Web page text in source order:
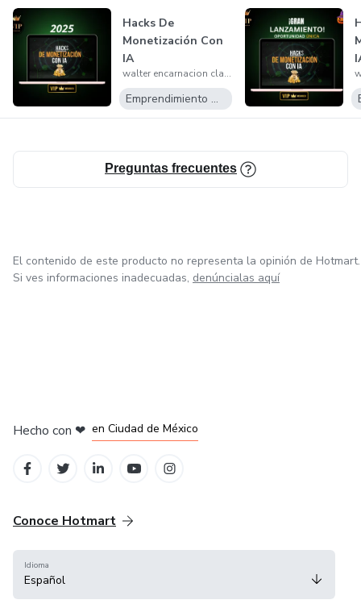
Hacks De
Monetización Con
IA
walter encarnacion claudio
Emprendimiento Digital
Preguntas frecuentes
El contenido de este producto no representa la opinión de Hotmart.
Si ves informaciones inadecuadas, denúncialas aquí
Hecho con ❤ en Ciudad de México
Conoce Hotmart
Idioma
Español